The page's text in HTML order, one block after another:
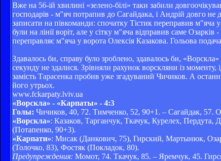
Вже на 56-ій хвилині «зелено-білі» таки забили
господарів - м"яч потрапив до Сагайдака, і Андрій довго
записати на півкоманди: спочатку Тістик переправив м"яча
були на лінії воріт, але у сітку м"яча відправив саме
переправляє м"яча у ворота Олексія Казакова. Гольова
Здавалось би, справу було зроблено, здавалось би,
секунду не здалися. Зрівняли рахунок ворскляни із
замість Тарасенка пробив уже згадуваний Чичиков. А
його утрьох.
www.fckarpaty.lviv.ua
«Ворскла» - «Карпаты» - 4:3
Голы: Чичиков, 40, 72. Тимченко, 52, 90+1. – Сагайдак, 57.
«Ворскла»: Казаков, Тарганчук, Ткачук, Курелех,
(Потапенко, 90+3).
«Карпати»: Мисак (Данкович, 75), Гирский, Мартынюк,
(Толочко, 83), Фостяк (Покладок, 80).
Предупреждения: Момот, 74. Ткачук, 85. – Яремчук, 45.